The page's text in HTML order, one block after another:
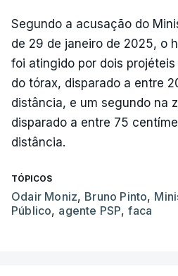
Segundo a acusação do
de 29 de janeiro de 2025, o
foi atingido por dois
do tórax, disparado a entre
distância, e um segundo na
disparado a entre 75
distância.
TÓPICOS
Odair Moniz, Bruno Pinto,
Público, agente PSP,faca